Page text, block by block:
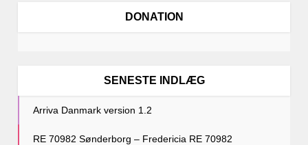
DONATION
SENESTE INDLÆG
Arriva Danmark version 1.2
RE 70982 Sønderborg – Fredericia RE 70982